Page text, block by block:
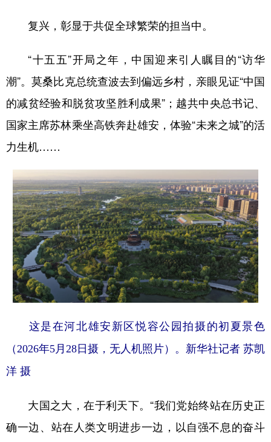
复兴，彰显于共促全球繁荣的担当中。
“十五五”开局之年，中国迎来引人瞩目的“访华
潮”。莫桑比克总统查波去到偏远乡村，亲眼见证“中国
的减贫经验和脱贫攻坚胜利成果”；越共中央总书记、
国家主席苏林乘坐高铁奔赴雄安，体验“未来之城”的活
力生机……
这是在河北雄安新区悦容公园拍摄的初夏景色
（2026年5月28日摄，无人机照片）。新华社记者 苏凯
洋 摄
大国之大，在于利天下。“我们党始终站在历史正
确一边、站在人类文明进步一边，以自强不息的奋斗